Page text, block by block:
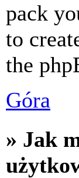
pack
to
the
Góra
» Jak